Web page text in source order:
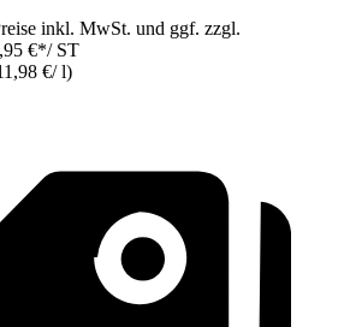
inkl. MwSt. und ggf. zzgl.
€*/ ST
€/ l)